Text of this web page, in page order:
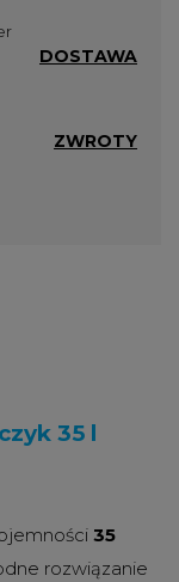
DOSTAWA
ZWROTY
35 l
35
rozwiązanie